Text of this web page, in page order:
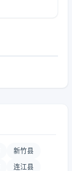
新竹县
连江县